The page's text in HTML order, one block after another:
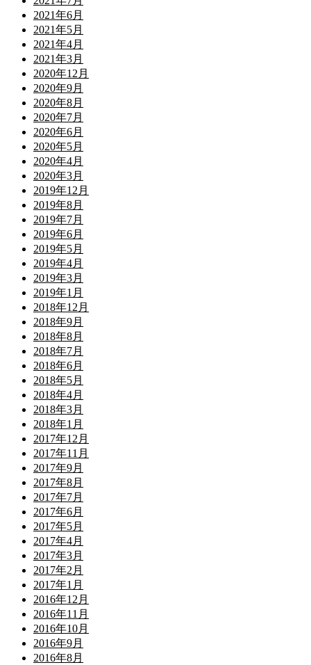
2021年6月
2021年5月
2021年4月
2021年3月
2020年12月
2020年9月
2020年8月
2020年7月
2020年6月
2020年5月
2020年4月
2020年3月
2019年12月
2019年8月
2019年7月
2019年6月
2019年5月
2019年4月
2019年3月
2019年1月
2018年12月
2018年9月
2018年8月
2018年7月
2018年6月
2018年5月
2018年4月
2018年3月
2018年1月
2017年12月
2017年11月
2017年9月
2017年8月
2017年7月
2017年6月
2017年5月
2017年4月
2017年3月
2017年2月
2017年1月
2016年12月
2016年11月
2016年10月
2016年9月
2016年8月